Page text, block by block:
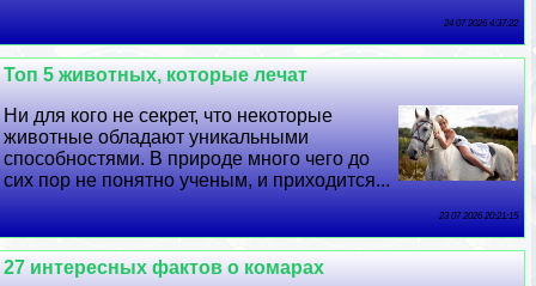
24 07 2026 4:37:22
Топ 5 животных, которые лечат
Ни для кого не секрет, что некоторые
животные обладают уникальными
способностями. В природе много чего до
сих пор не понятно ученым, и приходится...
23 07 2026 20:21:15
27 интересных фактов о комарах